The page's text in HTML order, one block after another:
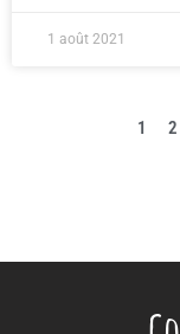
1 août 2021
1 2